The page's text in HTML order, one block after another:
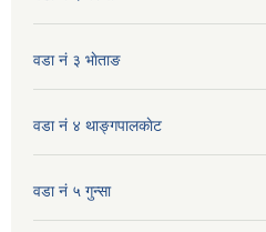
वडा नं ३ भाेताङ
वडा नं ४ थाङ्गपालकाेट
वडा नं ५ गुन्सा